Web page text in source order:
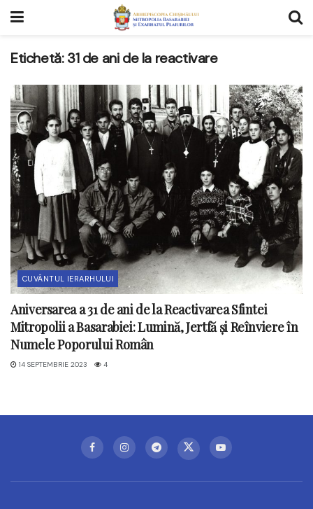
Etichetă:31 de ani de la reactivare
CUVÂNTUL IERARHULUI
Aniversarea a 31 de ani de la Reactivarea Sfintei
Mitropolii a Basarabiei: Lumină, Jertfă și Reînviere în
Numele Poporului Român
14 SEPTEMBRIE 2023 4